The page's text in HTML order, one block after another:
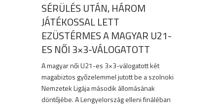
SÉRÜLÉS UTÁN, HÁROM
JÁTÉKOSSAL LETT
EZÜSTÉRMES A MAGYAR U21-
ES NŐI 3×3-VÁLOGATOTT
A magyar női U21-es 3×3-válogatott két
magabiztos győzelemmel jutott be a szolnoki
Nemzetek Ligája második állomásának
döntőjébe. A Lengyelország elleni fináléban